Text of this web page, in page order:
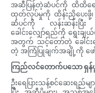
အဆီပြန်တဲ့ဆံပင်ကို ထိထိ
ထုတ်လုပ်မှုကို ထိန်းညှိပေးဖို့၊ ဦ
ဆံပင်ကို လန်းဆန်းပြီ
ခေါင်းလျှော်ရည်ကို ရွေးခ
အတွက် သင့်တော်တဲ့ ခေါင်
တဲ့ အကြံပြုချက်အချို့ကို ဖေ
ကြည်လင်တောက်ပသော ရှန်ပူမ
ဦးရေပြားသန့်စင်ဆေးရည်မ